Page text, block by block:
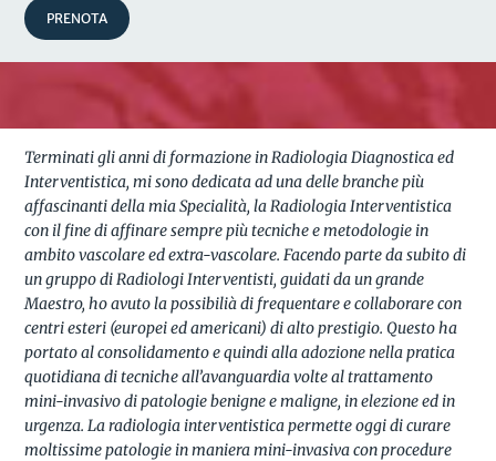
PRENOTA
Terminati gli anni di formazione in Radiologia Diagnostica ed
Interventistica, mi sono dedicata ad una delle branche più
affascinanti della mia Specialità, la Radiologia Interventistica
con il fine di affinare sempre più tecniche e metodologie in
ambito vascolare ed extra-vascolare. Facendo parte da subito di
un gruppo di Radiologi Interventisti, guidati da un grande
Maestro, ho avuto la possibilià di frequentare e collaborare con
centri esteri (europei ed americani) di alto prestigio. Questo ha
portato al consolidamento e quindi alla adozione nella pratica
quotidiana di tecniche all’avanguardia volte al trattamento
mini-invasivo di patologie benigne e maligne, in elezione ed in
urgenza. La radiologia interventistica permette oggi di curare
moltissime patologie in maniera mini-invasiva con procedure